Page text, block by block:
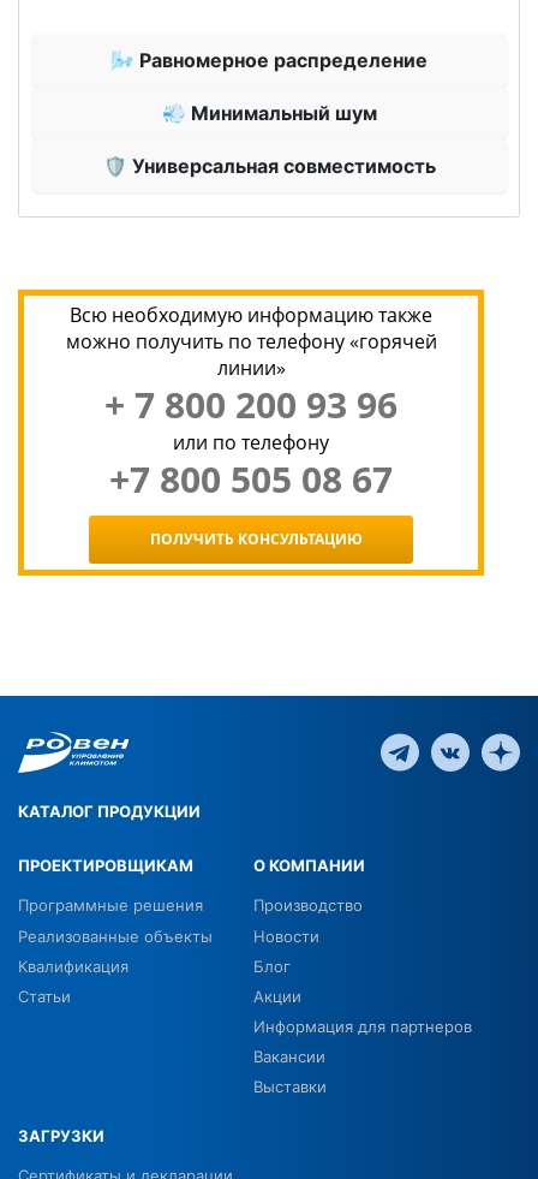
🌬 Равномерное распределение
💨 Минимальный шум
🛡 Универсальная совместимость
Всю необходимую информацию также
можно получить по телефону «горячей
линии»
+ 7 800 200 93 96
или по телефону
+7 800 505 08 67
ПОЛУЧИТЬ КОНСУЛЬТАЦИЮ
КАТАЛОГ ПРОДУКЦИИ
ПРОЕКТИРОВЩИКАМ
Программные решения
Реализованные объекты
Квалификация
Статьи
О КОМПАНИИ
Производство
Новости
Блог
Акции
Информация для партнеров
Вакансии
Выставки
ЗАГРУЗКИ